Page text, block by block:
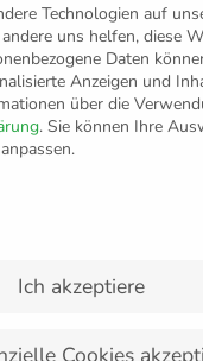
VFB
drei
Technologien auf
uns helfen, diese
Daten
Anzeigen und
über die
. Sie können Ihre
Ich akzeptiere
Cookies